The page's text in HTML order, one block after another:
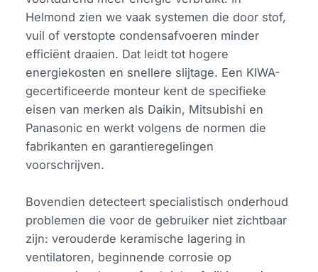
Helmond zien we vaak systemen die door stof,
vuil of verstopte condensafvoeren minder
efficiënt draaien. Dat leidt tot hogere
energiekosten en snellere slijtage. Een KIWA-
gecertificeerde monteur kent de specifieke
eisen van merken als Daikin, Mitsubishi en
Panasonic en werkt volgens de normen die
fabrikanten en garantieregelingen
voorschrijven.
Bovendien detecteert specialistisch onderhoud
problemen die voor de gebruiker niet zichtbaar
zijn: verouderde keramische lagering in
ventilatoren, beginnende corrosie op